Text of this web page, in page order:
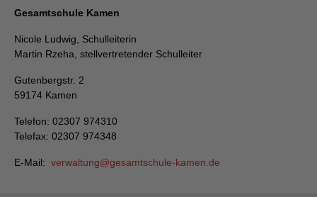
Gesamtschule Kamen
Nicole Ludwig, Schulleiterin
Martin Rzeha, stellvertretender Schulleiter
Gutenbergstr. 2
59174 Kamen
Telefon: 02307 974310
Telefax: 02307 974348
E-Mail: verwaltung gesamtschule-kamen de